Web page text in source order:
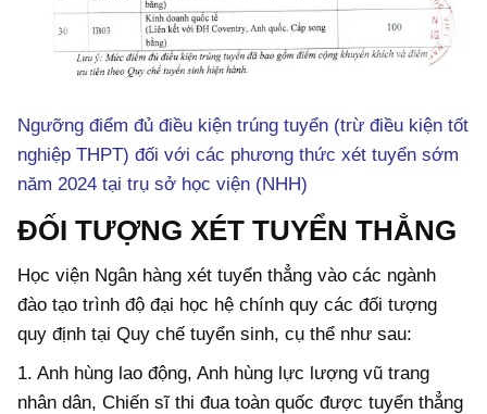
Ngưỡng điểm đủ điều kiện trúng tuyển (trừ điều kiện tốt
nghiệp THPT) đối với các phương thức xét tuyển sớm
năm 2024 tại trụ sở học viện (NHH)
ĐỐI TƯỢNG XÉT TUYỂN THẲNG
Học viện Ngân hàng xét tuyển thẳng vào các ngành
đào tạo trình độ đại học hệ chính quy các đối tượng
quy định tại Quy chế tuyển sinh, cụ thể như sau:
1. Anh hùng lao động, Anh hùng lực lượng vũ trang
nhân dân, Chiến sĩ thi đua toàn quốc được tuyển thẳng